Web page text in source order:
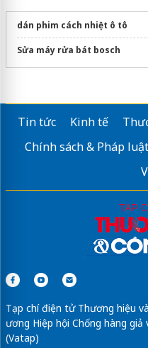
dán phim cách nhiệt ô tô
Sửa máy rửa bát bosch
Tin tức Kinh tế
Chính sách & Pháp luật
Tạp chí điện tử Thương hiệu
ương Hiệp hội Chống hàng
(Vatap)